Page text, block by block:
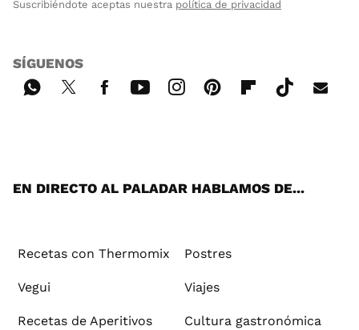
Suscribiéndote aceptas nuestra política de privacidad
SÍGUENOS
EN DIRECTO AL PALADAR HABLAMOS DE...
Recetas con Thermomix Postres
Vegui Viajes
Recetas de Aperitivos Cultura gastronómica